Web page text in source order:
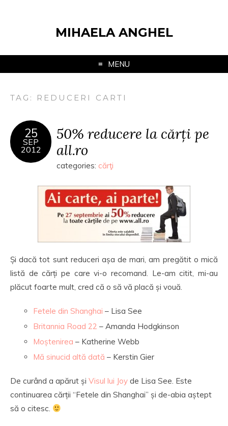
MIHAELA ANGHEL
MENU
TAG: REDUCERI CARTI
25
SEP
2012
50% reducere la cărți pe
all.ro
categories: cărţi
Și dacă tot sunt reduceri așa de mari, am pregătit o mică
listă de cărți pe care vi-o recomand. Le-am citit, mi-au
plăcut foarte mult, cred că o să vă placă și vouă.
Fetele din Shanghai – Lisa See
Britannia Road 22 – Amanda Hodgkinson
Moștenirea – Katherine Webb
Mă sinucid altă dată – Kerstin Gier
De curând a apărut și Visul lui Joy de Lisa See. Este
continuarea cărții “Fetele din Shanghai” și de-abia aștept
să o citesc.